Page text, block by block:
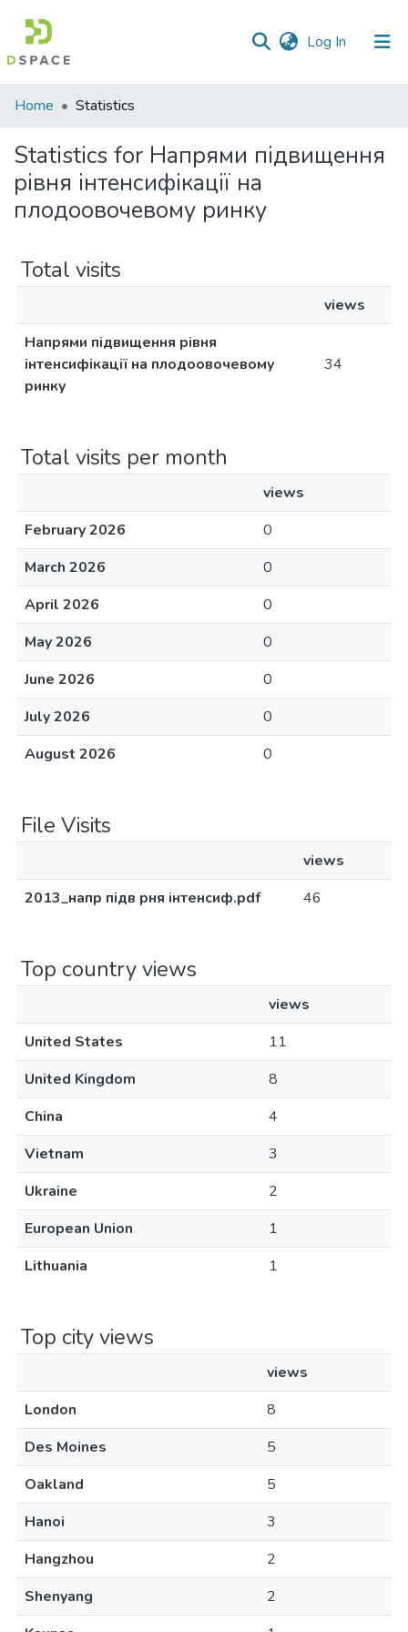
Log In (current)
Communities
Collections
All of DSpace
Home Statistics
Statistics for Напрями підвищення
рівня інтенсифікації на
плодоовочевому ринку
Total visits
views
Напрями підвищення рівня
інтенсифікації на плодоовочевому
ринку
34
Total visits per month
views
February 2026
0
March 2026
0
April 2026
0
May 2026
0
June 2026
0
July 2026
0
August 2026
0
File Visits
views
2013_напр підв рня інтенсиф.pdf
46
Top country views
views
United States
11
United Kingdom
8
China
4
Vietnam
3
Ukraine
2
European Union
1
Lithuania
1
Top city views
views
London
8
Des Moines
5
Oakland
5
Hanoi
3
Hangzhou
2
Shenyang
2